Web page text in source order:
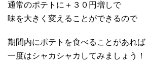
通常のポテトに＋３０円増しで
味を大きく変えることができるので
期間内にポテトを食べることがあれば
一度はシャカシャカしてみましょう！